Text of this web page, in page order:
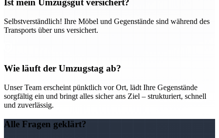
Ist mein Umzugsgut versichert?
Selbstverständlich! Ihre Möbel und Gegenstände sind während des
Transports über uns versichert.
Wie läuft der Umzugstag ab?
Unser Team erscheint pünktlich vor Ort, lädt Ihre Gegenstände
sorgfältig ein und bringt alles sicher ans Ziel – strukturiert, schnell
und zuverlässig.
Alle Fragen geklärt?